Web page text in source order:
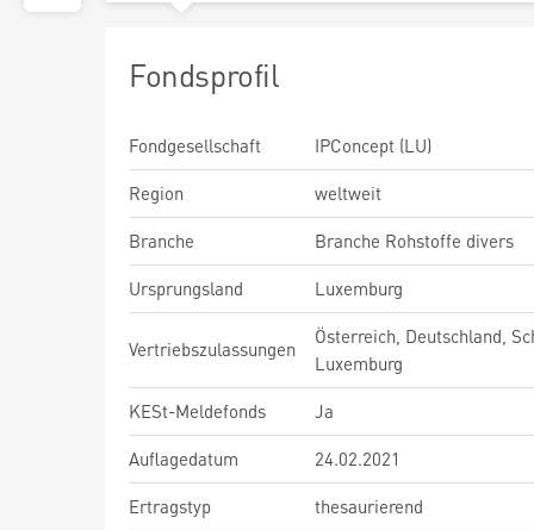
Fondsprofil
Fondgesellschaft
IPConcept (LU)
Region
weltweit
Branche
Branche Rohstoffe divers
Ursprungsland
Luxemburg
Vertriebszulassungen
Österreich, Deutschland,
Luxemburg
KESt-Meldefonds
Ja
Auflagedatum
24.02.2021
Ertragstyp
thesaurierend